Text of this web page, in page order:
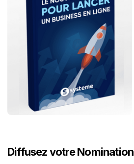
Diffusez votre Nomination